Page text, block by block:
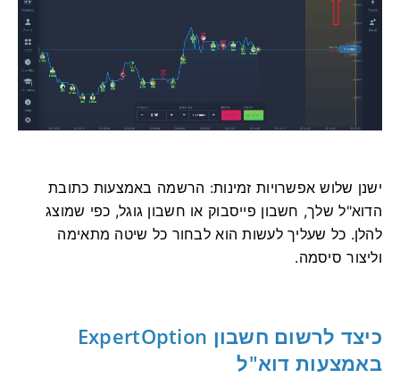
ישנן שלוש אפשרויות זמינות: הרשמה באמצעות כתובת
הדוא"ל שלך, חשבון פייסבוק או חשבון גוגל, כפי שמוצג
להלן. כל שעליך לעשות הוא לבחור כל שיטה מתאימה
וליצור סיסמה.
כיצד לרשום חשבון ExpertOption
באמצעות דוא"ל